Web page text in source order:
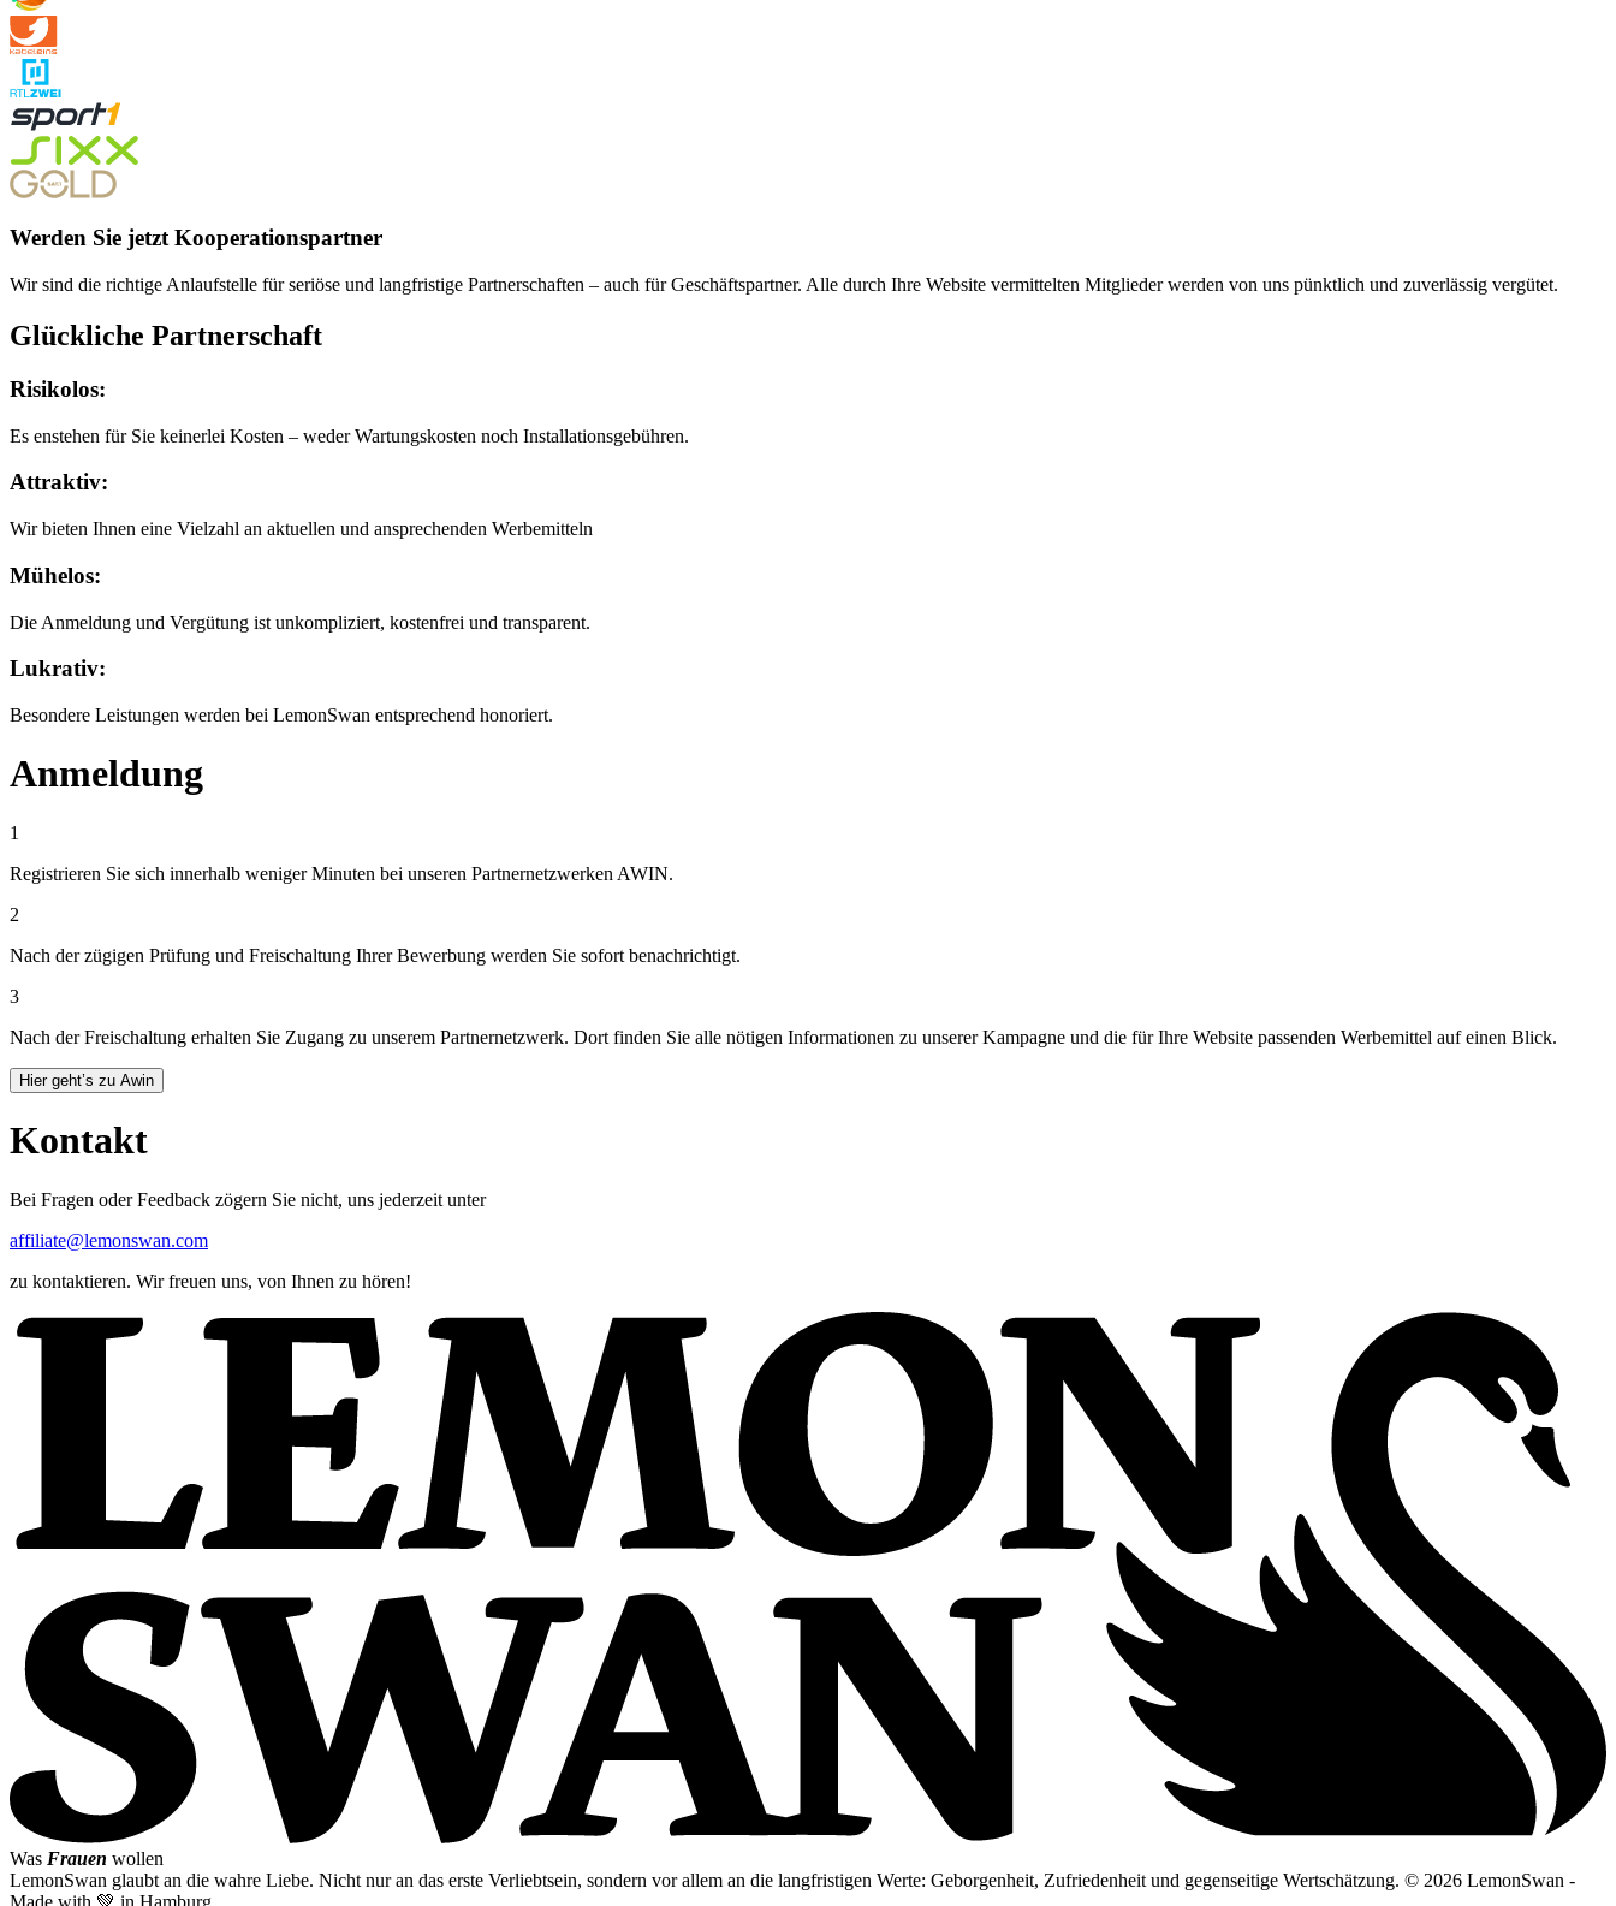
Werden Sie jetzt Kooperationspartner
Wir sind die richtige Anlaufstelle für seriöse und langfristige Partnerschaften – auch für Geschäftspartner. Alle durch Ihre Website vermittelten Mitglieder werden von uns pünktlich und zuverlässig vergütet.
Glückliche Partnerschaft
Risikolos:
Es enstehen für Sie keinerlei Kosten – weder Wartungskosten noch Installationsgebühren.
Attraktiv:
Wir bieten Ihnen eine Vielzahl an aktuellen und ansprechenden Werbemitteln
Mühelos:
Die Anmeldung und Vergütung ist unkompliziert, kostenfrei und transparent.
Lukrativ:
Besondere Leistungen werden bei LemonSwan entsprechend honoriert.
Anmeldung
1
Registrieren Sie sich innerhalb weniger Minuten bei unseren Partnernetzwerken AWIN.
2
Nach der zügigen Prüfung und Freischaltung Ihrer Bewerbung werden Sie sofort benachrichtigt.
3
Nach der Freischaltung erhalten Sie Zugang zu unserem Partnernetzwerk. Dort finden Sie alle nötigen Informationen zu unserer Kampagne und die für Ihre Website passenden Werbemittel auf einen Blick.
Hier geht’s zu Awin
Kontakt
Bei Fragen oder Feedback zögern Sie nicht, uns jederzeit unter
affiliate@lemonswan.com
zu kontaktieren. Wir freuen uns, von Ihnen zu hören!
Was Frauen wollen
LemonSwan glaubt an die wahre Liebe. Nicht nur an das erste Verliebtsein, sondern vor allem an die langfristigen Werte: Geborgenheit, Zufriedenheit und gegenseitige Wertschätzung. © 2026 LemonSwan -